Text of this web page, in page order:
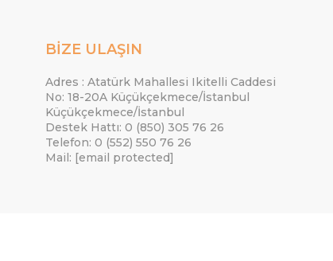
BİZE ULAŞIN
Adres : Atatürk Mahallesi Ikitelli Caddesi
No: 18-20A Küçükçekmece/İstanbul
Küçükçekmece/İstanbul
Destek Hattı: 0 (850) 305 76 26
Telefon: 0 (552) 550 76 26
Mail: [email protected]